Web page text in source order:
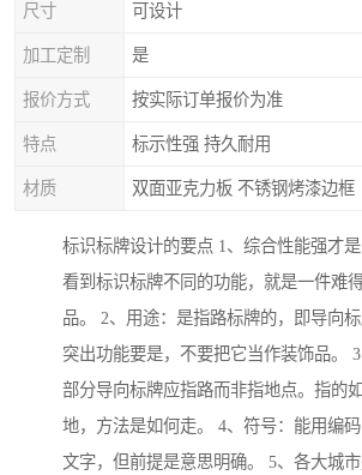
尺寸 可设计
加工定制 是
报价方式 按实际订单报价为准
特点 标示性强 持久耐用
材质 双面亚克力板 不锈钢烤漆边框
标识标牌设计的要点 1、综合性能强才
看到标识标牌不同的功能，就是一件难
品。 2、用途：是指路标牌的，即导向
突出功能要是，不要把它当作装饰品。
部分导向标牌应指路而非指地点。指的
地，方法是如何走。 4、符号：能用编
文字，但前提是意思明确。 5、各大城